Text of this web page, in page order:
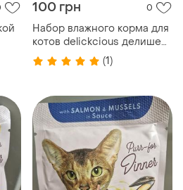
100 грн 0
Набор влажного корма для
котов delickcious делишес
для котов паучи для котов
холистик для котов паучи
(1)